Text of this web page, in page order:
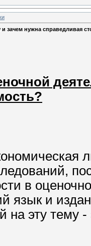
зачем нужна справедливая
в
язык и
на эту тему -